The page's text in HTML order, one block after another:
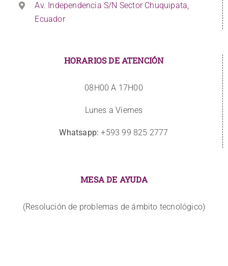
Av. Independencia S/N Sector Chuquipata,
Ecuador
HORARIOS DE ATENCIÓN
08H00 A 17H00
Lunes a Viernes
Whatsapp: +593 99 825 2777
MESA DE AYUDA
(Resolución de problemas de ámbito tecnológico)